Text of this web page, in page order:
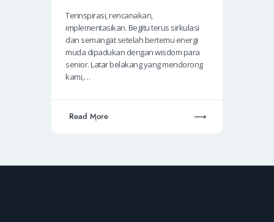
Terinspirasi, rencanakan,
implementasikan. Begitu terus sirkulasi
dan semangat setelah bertemu energi
muda dipadukan dengan wisdom para
senior. Latar belakang yang mendorong
kami,…
Read More